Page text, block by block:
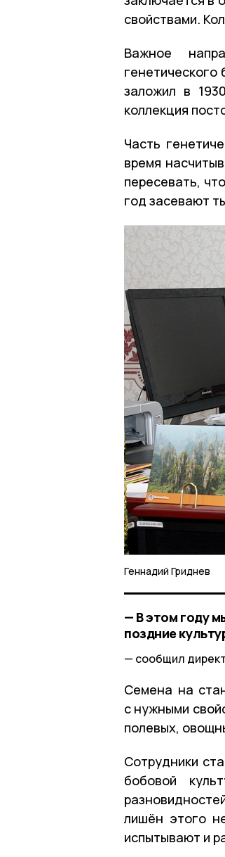
свойствами.
Важное
генетического
заложил в
коллекция
Часть
время
пересевать,
год засевают
Геннадий Гриднев
— В этом году
поздние
сообщил
Семена на
с нужными
полевых,
Сотрудники
бобовой
лишён этого
испытывают и